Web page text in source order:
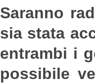
Saranno
sia stata
entrambi i
possibile